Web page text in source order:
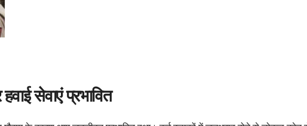
सेवाएं प्रभावित